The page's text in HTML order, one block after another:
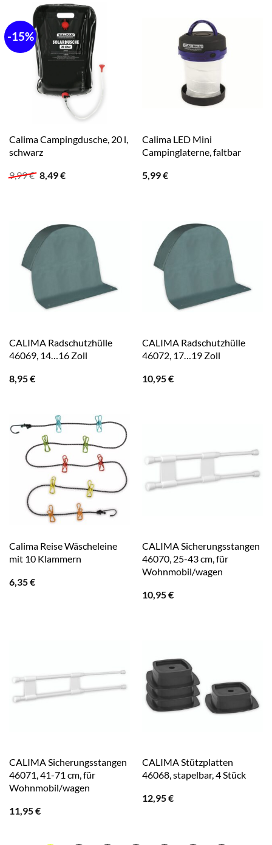
-15%
Calima Campingdusche, 20 l,
schwarz
9,99€ Ursprünglicher
Preis
8,49€Aktueller
Calima LED Mini
Campinglaterne, faltbar
5,99€
CALIMA Radschutzhülle
46069, 14…16 Zoll
8,95€
CALIMA Radschutzhülle
46072, 17…19 Zoll
10,95€
Calima Reise Wäscheleine
mit 10 Klammern
6,35€
CALIMA Sicherungsstangen
46070, 25-43 cm, für
Wohnmobil/wagen
10,95€
CALIMA Sicherungsstangen
46071, 41-71 cm, für
Wohnmobil/wagen
11,95€
CALIMA Stützplatten
46068, stapelbar, 4 Stück
12,95€